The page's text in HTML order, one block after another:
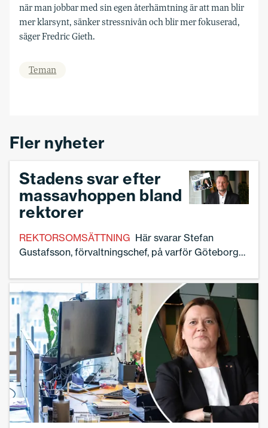
när man jobbar med sin egen återhämtning är att man blir
mer klarsynt, sänker stressnivån och blir mer fokuserad,
säger Fredric Gieth.
Teman
Fler nyheter
Stadens svar efter
massavhoppen bland
rektorer
REKTORSOMSÄTTNING Här svarar Stefan
Gustafsson, förvaltningschef, på varför Göteborgs
rektorsområden tvärtemot vad den nya
rektorsutredningen föreslår.